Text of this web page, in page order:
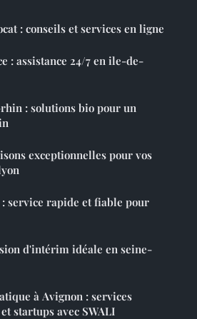
: conseils et services en ligne
: assistance 24/7 en ile-de-
: solutions bio pour un
exceptionnelles pour vos
service rapide et fiable pour
d'intérim idéale en seine-
à Avignon : services
startups avec SWALI